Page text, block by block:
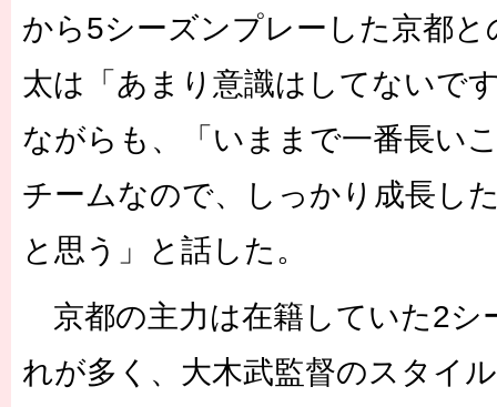
から5シーズンプレーした京都と
太は「あまり意識はしてないで
ながらも、「いままで一番長い
チームなので、しっかり成長し
と思う」と話した。
京都の主力は在籍していた2シ
れが多く、大木武監督のスタイ